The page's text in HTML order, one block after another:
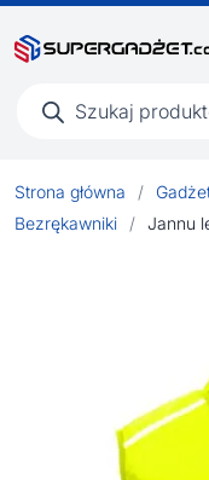
produktów
Strona główna /
Bezrękawniki
/ Jannu